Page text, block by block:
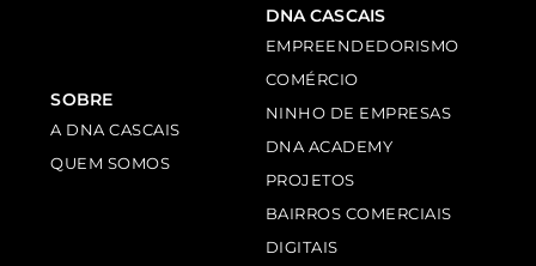
SOBRE
A DNA CASCAIS
QUEM SOMOS
DNA CASCAIS
EMPREENDEDORISMO
COMÉRCIO
NINHO DE EMPRESAS
DNA ACADEMY
PROJETOS
BAIRROS COMERCIAIS
DIGITAIS